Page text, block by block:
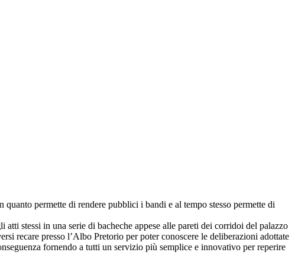
permette di rendere pubblici i bandi e al tempo stesso permette di
stessi in una serie di bacheche appese alle pareti dei corridoi del palazzo
recare presso l’Albo Pretorio per poter conoscere le deliberazioni adottate
fornendo a tutti un servizio più semplice e innovativo per reperire